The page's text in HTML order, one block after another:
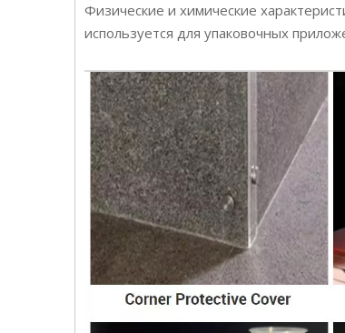
Физические и химические
используется для упаковочных